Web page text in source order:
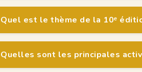
Quel est le thème de la 10ᵉ
Quelles sont les principales